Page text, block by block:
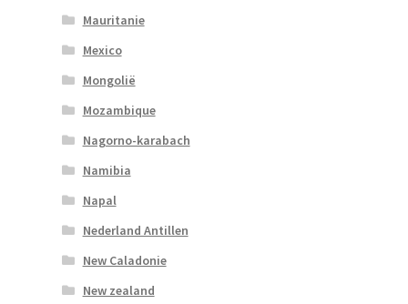
Mauritanie
Mexico
Mongolië
Mozambique
Nagorno-karabach
Namibia
Napal
Nederland Antillen
New Caladonie
New zealand